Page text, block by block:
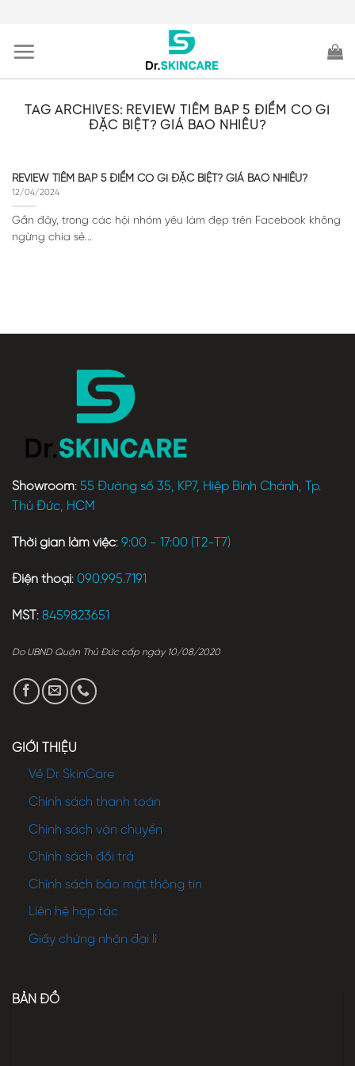
content
TAG ARCHIVES: REVIEW TIÊM BAP 5 ĐIỂM CÓ GÌ
ĐẶC BIỆT? GIÁ BAO NHIÊU?
REVIEW TIÊM BAP 5 ĐIỂM CÓ GÌ ĐẶC BIỆT? GIÁ BAO NHIÊU?
12/04/2024
Gần đây, trong các hội nhóm yêu làm đẹp trên Facebook không
ngừng chia sẻ...
Showroom: 55 Đường số 35, KP7, Hiệp Bình Chánh, Tp.
Thủ Đức, HCM
Thời gian làm việc: 9:00 - 17:00 (T2-T7)
Điện thoại: 090.995.7191
MST : 8459823651
Do UBND Quận Thủ Đức cấp ngày 10/08/2020
GIỚI THIỆU
Về Dr SkinCare
Chính sách thanh toán
Chính sách vận chuyển
Chính sách đổi trả
Chính sách bảo mật thông tin
Liên hệ hợp tác
Giấy chứng nhận đại lí
BẢN ĐỒ